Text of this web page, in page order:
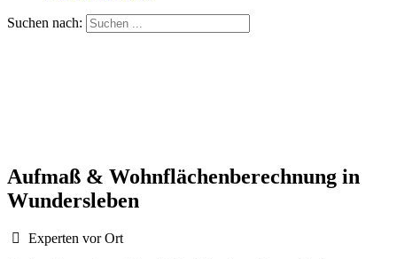
Suchen nach:
Aufmaß & Wohnflächenberechnung in
Wundersleben
Experten vor Ort